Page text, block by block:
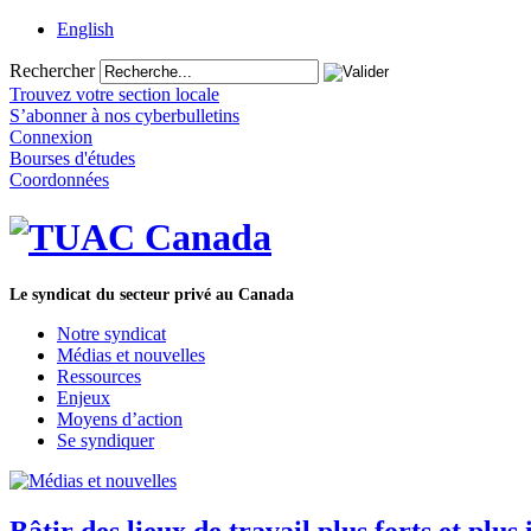
English
Rechercher
Trouvez votre section locale
S’abonner à nos cyberbulletins
Connexion
Bourses d'études
Coordonnées
Le syndicat du secteur privé au Canada
Notre syndicat
Médias et nouvelles
Ressources
Enjeux
Moyens d’action
Se syndiquer